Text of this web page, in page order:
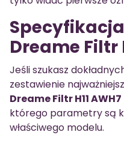
Dreame Filtr
Jeśli szukasz
zestawienie
Dreame Filtr H11 AWH7
którego parametry są
właściwego modelu.